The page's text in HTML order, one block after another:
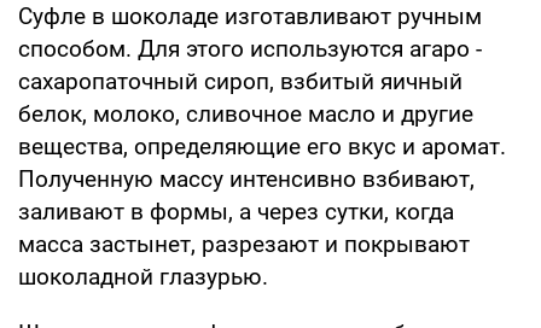
Суфле в шоколаде изготавливают ручным
способом. Для этого используются агаро -
сахаропаточный сироп, взбитый яичный
белок, молоко, сливочное масло и другие
вещества, определяющие его вкус и аромат.
Полученную массу интенсивно взбивают,
заливают в формы, а через сутки, когда
масса застынет, разрезают и покрывают
шоколадной глазурью.